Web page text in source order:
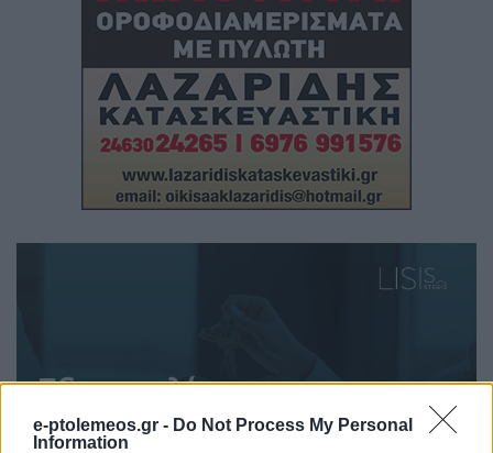
e-ptolemeos.gr - Do Not Process My Personal
Information